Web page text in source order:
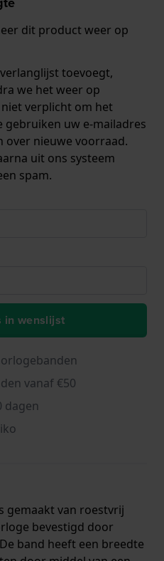
dit product weer op
toevoegt,
we het weer op
verplicht om het
gebruiken uw e-mailadres
over nieuwe voorraad.
uit ons systeem
spam.
in wenslijst
vanaf €50
dagen
gemaakt van roestvrij
bevestigd door
band heeft een breedte